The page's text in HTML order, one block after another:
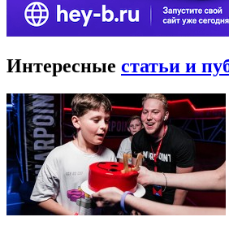
Интересные статьи и